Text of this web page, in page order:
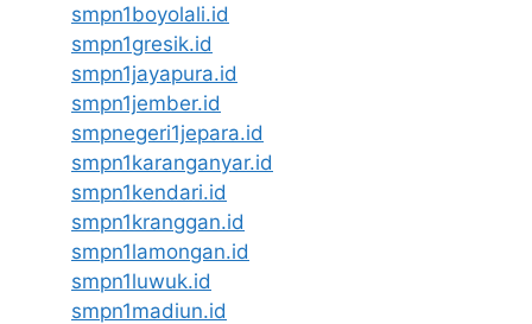
smpn1boyolali.id
smpn1gresik.id
smpn1jayapura.id
smpn1jember.id
smpnegeri1jepara.id
smpn1karanganyar.id
smpn1kendari.id
smpn1kranggan.id
smpn1lamongan.id
smpn1luwuk.id
smpn1madiun.id